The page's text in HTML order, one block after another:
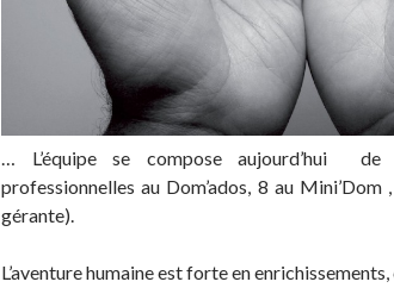
… L’équipe se compose aujourd’hui
professionnelles au Dom’ados, 8 au
gérante).
L’aventure humaine est forte en